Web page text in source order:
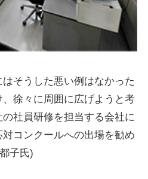
そうした悪い例はなかった
徐々に周囲に広げようと考
社員研修を担当する会社に
コンクールへの出場を勧め
子氏)